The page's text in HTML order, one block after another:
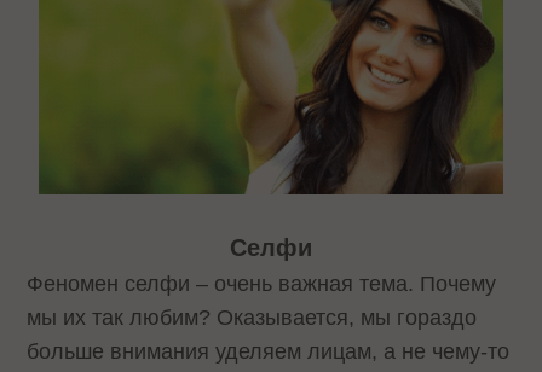
Селфи
Феномен селфи – очень важная тема. Почему
мы их так любим? Оказывается, мы гораздо
больше внимания уделяем лицам, а не чему-то